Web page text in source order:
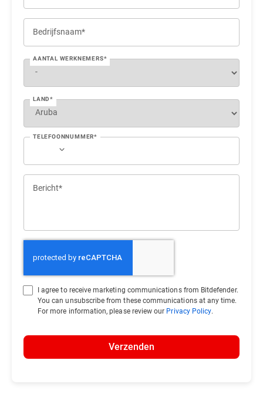
Bedrijfsnaam*
AANTAL WERKNEMERS*
LAND*
TELEFOONNUMMER*
Bericht*
I agree to receive marketing communications from Bitdefender.
You can unsubscribe from these communications at any time.
For more information, please review our Privacy Policy.
Verzenden